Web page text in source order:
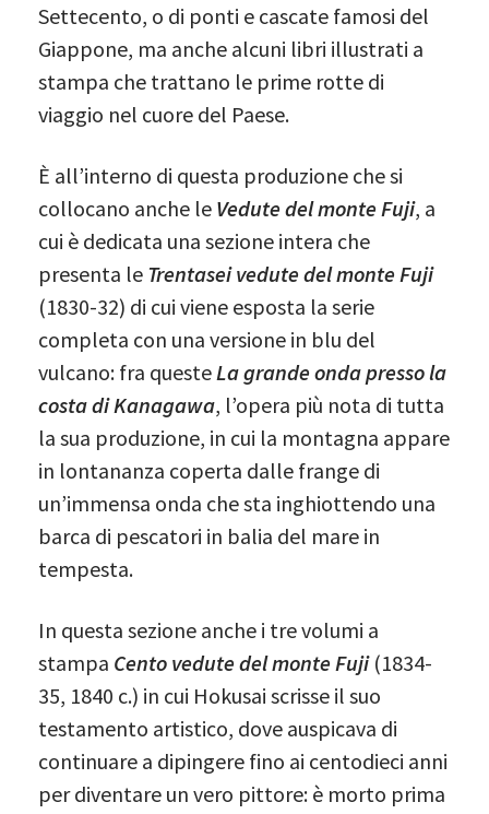
Settecento, o di ponti e cascate famosi del
Giappone, ma anche alcuni libri illustrati a
stampa che trattano le prime rotte di
viaggio nel cuore del Paese.
È all’interno di questa produzione che si
collocano anche le Vedute del monte Fuji, a
cui è dedicata una sezione intera che
presenta le Trentasei vedute del monte Fuji
(1830-32) di cui viene esposta la serie
completa con una versione in blu del
vulcano: fra queste La grande onda presso la
costa di Kanagawa, l’opera più nota di tutta
la sua produzione, in cui la montagna appare
in lontananza coperta dalle frange di
un’immensa onda che sta inghiottendo una
barca di pescatori in balia del mare in
tempesta.
In questa sezione anche i tre volumi a
stampa Cento vedute del monte Fuji(1834-
35, 1840 c.) in cui Hokusai scrisse il suo
testamento artistico, dove auspicava di
continuare a dipingere fino ai centodieci anni
per diventare un vero pittore: è morto prima